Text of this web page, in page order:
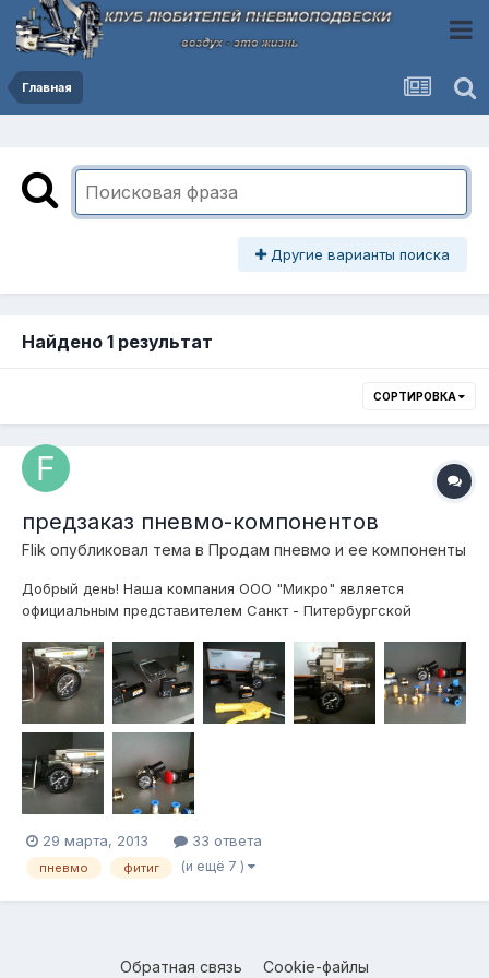
Главная
Другие варианты поиска
Найдено 1 результат
СОРТИРОВКА
предзаказ пневмо-компонентов
Flik опубликовал тема в Продам пневмо и ее компоненты
Добрый день! Наша компания ООО "Микро" является
официальным представителем Санкт - Питербургской
пневмооборудование является взаимозаменяемым с
изделиями фирм "FESTO", "SMC", "Pnevmolux", "Camozzi",
"Parker", "TECO Pneumatic" и др. Список оборудован...
29 марта, 2013 33 ответа
пневмо фитиг (и ещё 7 )
Обратная связь Cookie-файлы